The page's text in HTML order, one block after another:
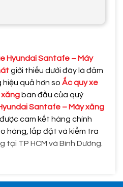
Hyundai Santafe – Máy
giới thiếu dưới đây là đảm
hiệu quả hơn so Ắc quy xe
xăng ban đầu của quý
Santafe – Máy xăng
cam kết hàng chính
hàng, lắp đặt và kiểm tra
TP HCM và Bình Dương.